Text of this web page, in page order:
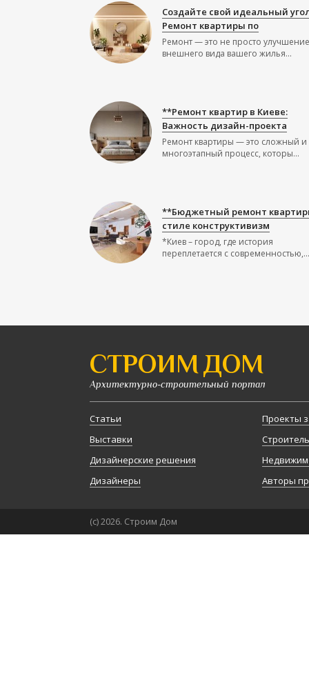
Создайте свой идеальный
Ремонт квартиры по
Ремонт — это не просто улучшение
внешнего вида вашего жилья...
**Ремонт квартир в Киеве:
Важность дизайн-проекта
Ремонт квартиры — это сложный и
многоэтапный процесс, которы...
**Бюджетный ремонт
стиле конструктивизм
*Киев – город, где история
переплетается с современностью,...
СТРОИМ ДОМ
Архитектурно-строительный портал
Статьи
Выставки
Дизайнерские решения
Дизайнеры
Проекты
Авторы
(с) 2026. Строим Дом